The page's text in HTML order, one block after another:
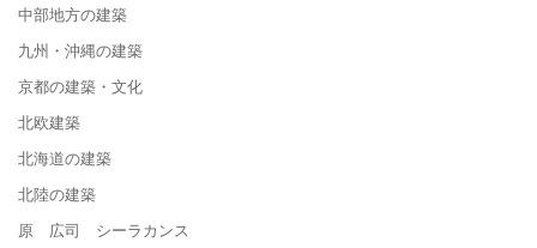
中部地方の建築
九州・沖縄の建築
京都の建築・文化
北欧建築
北海道の建築
北陸の建築
原 広司 シーラカンス